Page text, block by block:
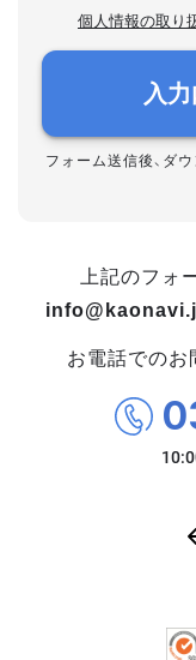
個人情報の取り
入
フォーム送信後、ダ
上記のフォ
お電話でのお